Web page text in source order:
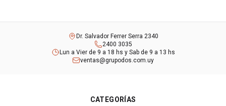
Dr. Salvador Ferrer Serra 2340
2400 3035
Lun a Vier de 9 a 18 hs y Sab de 9 a 13 hs
ventas@grupodos.com.uy
CATEGORÍAS